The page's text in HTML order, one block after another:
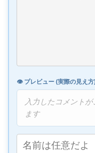
👁️ プレビュー (実際の見え方
入力したコメント
ます